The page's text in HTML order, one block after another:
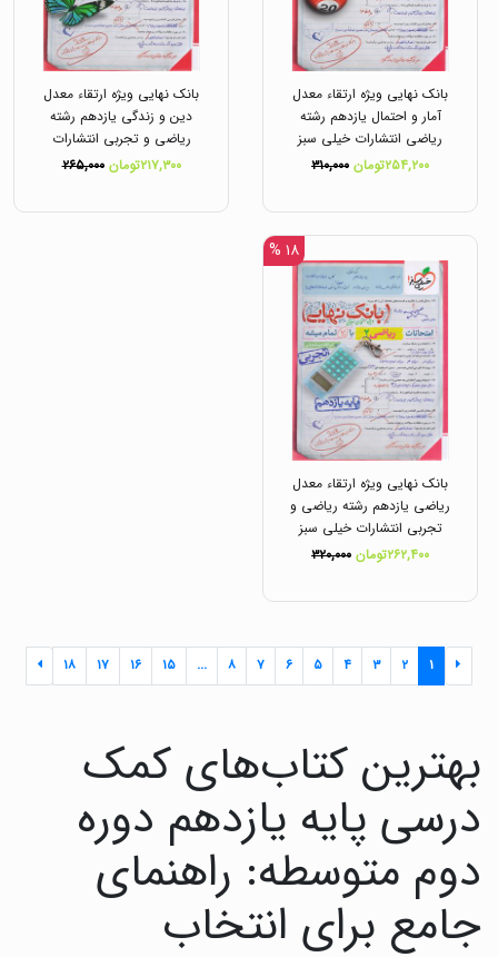
بانک نهایی ویژه ارتقاء معدل
آمار و احتمال یازدهم رشته
ریاضی انتشارات خیلی سبز
۲۵۴,۲۰۰تومان
۳۱۰,۰۰۰
بانک نهایی ویژه ارتقاء معدل
دین و زندگی یازدهم رشته
ریاضی و تجربی انتشارات
خیلی سبز۲۱۷,۳۰۰تومان ۲۶۵,۰۰۰
۱۸ %
بانک نهایی ویژه ارتقاء معدل
ریاضی یازدهم رشته ریاضی و
تجربی انتشارات خیلی سبز
۲۶۲,۴۰۰تومان
۳۲۰,۰۰۰
۱ ۲ ۳ ۴ ۵ ۶ ۷ ۸ ... ۱۵ ۱۶ ۱۷ ۱۸
بهترین کتاب‌های کمک
درسی پایه یازدهم دوره
دوم متوسطه: راهنمای
جامع برای انتخاب